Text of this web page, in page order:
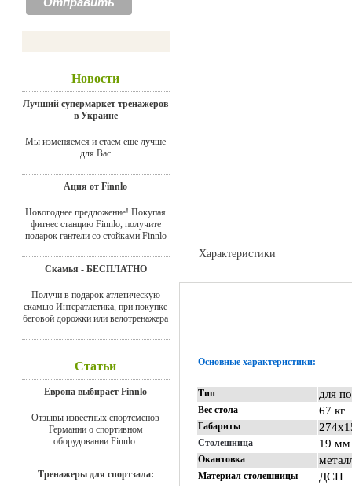
Новости
Лучший супермаркет тренажеров
в Украине
Мы изменяемся и стаем еще лучше
для Вас
Ация от Finnlo
Новогоднее предложение! Покупая
фитнес станцию Finnlo, получите
подарок гантели со стойками Finnlo
Скамья - БЕСПЛАТНО
Получи в подарок атлетическую
скамью Интератлетика, при покупке
беговой дорожки или велотренажера
Статьи
Европа выбирает Finnlo
Отзывы известных спортсменов
Германии о спортивном
оборудовании Finnlo.
Тренажеры для спортзала:
Характеристики
Основные характеристики:
Тип для
Вес стола 67 кг
Габариты
Столешница 19 мм
Окантовка
Материал столешницы ДСП